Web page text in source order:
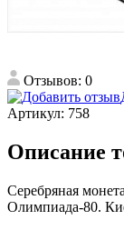
Отзывов: 0
Артикул: 758
Описание
Серебряная
Олимпиада-80.